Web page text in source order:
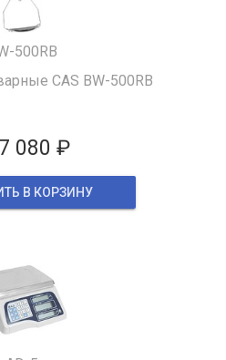
500RB
CAS BW-500RB
080 ₽
В КОРЗИНУ